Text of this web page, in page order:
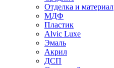
Отделка и материал
МДФ
Пластик
Alvic Luxe
Эмаль
Акрил
ДСП